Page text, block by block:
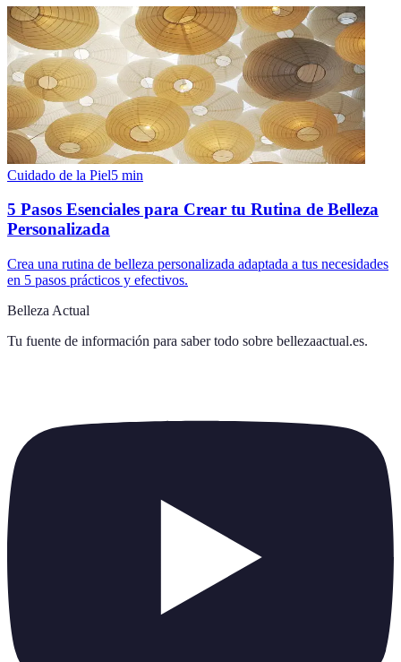
Cuidado de la Piel5 min
5 Pasos Esenciales para Crear tu Rutina de Belleza
Personalizada
Crea una rutina de belleza personalizada adaptada a tus necesidades
en 5 pasos prácticos y efectivos.
Belleza Actual
Tu fuente de información para saber todo sobre bellezaactual.es.